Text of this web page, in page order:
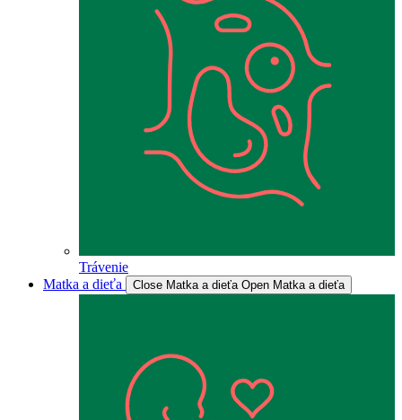
Trávenie
Matka a dieťa
Close Matka a dieťa Open Matka a dieťa